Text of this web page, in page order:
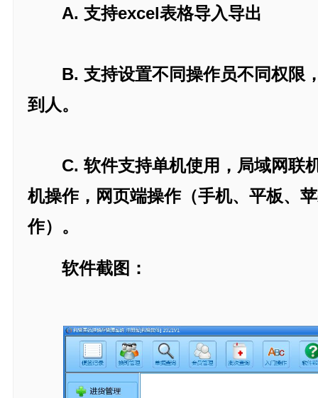
A. 支持excel表格导入导出
B. 支持设置不同操作员不同权限
到人。
C. 软件支持单机使用，局域网联
机操作，网页端操作（手机、平板、
作）。
软件截图：